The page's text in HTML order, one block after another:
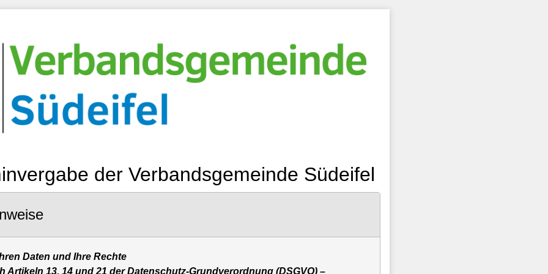
der Verbandsgemeinde Südeifel
Daten und Ihre Rechte
Artikeln 13, 14 und 21 der Datenschutz-Grundverordnung (DSGVO) –